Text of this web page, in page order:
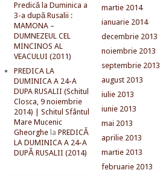
Predică la Duminica a
3-a după Rusalii :
MAMONA –
DUMNEZEUL CEL
MINCINOS AL
VEACULUI (2011)
PREDICA LA
DUMINICA A 24-A
DUPA RUSALII (Schitul
Closca, 9 noiembrie
2014) | Schitul Sfântul
Mare Mucenic
Gheorghela PREDICĂ
LA DUMINICA A 24-A
DUPĂ RUSALII (2014)
martie 2014
ianuarie 2014
decembrie 2013
noiembrie 2013
septembrie 2013
august 2013
iulie 2013
iunie 2013
mai 2013
aprilie 2013
martie 2013
februarie 2013